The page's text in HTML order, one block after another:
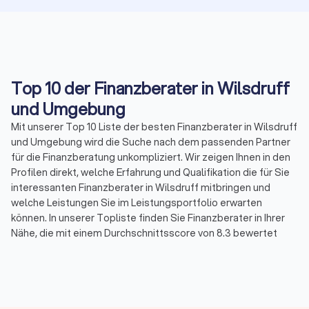
Top 10 der Finanzberater in Wilsdruff
und Umgebung
Mit unserer Top 10 Liste der besten Finanzberater in Wilsdruff
und Umgebung wird die Suche nach dem passenden Partner
für die Finanzberatung unkompliziert. Wir zeigen Ihnen in den
Profilen direkt, welche Erfahrung und Qualifikation die für Sie
interessanten Finanzberater in Wilsdruff mitbringen und
welche Leistungen Sie im Leistungsportfolio erwarten
können. In unserer Topliste finden Sie Finanzberater in Ihrer
Nähe, die mit einem Durchschnittsscore von 8.3 bewertet